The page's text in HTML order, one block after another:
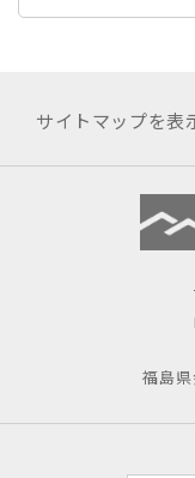
サイトマップを表
福島